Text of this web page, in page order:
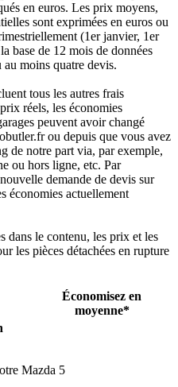
en euros. Les prix moyens,
sont exprimées en euros ou
(1er janvier, 1er
base de 12 mois de données
au moins quatre devis.
tous les autres frais
réels, les économies
peuvent avoir changé
ou depuis que vous avez
de notre part via, par exemple,
ou hors ligne, etc. Par
demande de devis sur
économies actuellement
dans le contenu, les prix et les
les pièces détachées en rupture
Économisez en
moyenne*
Mazda 5